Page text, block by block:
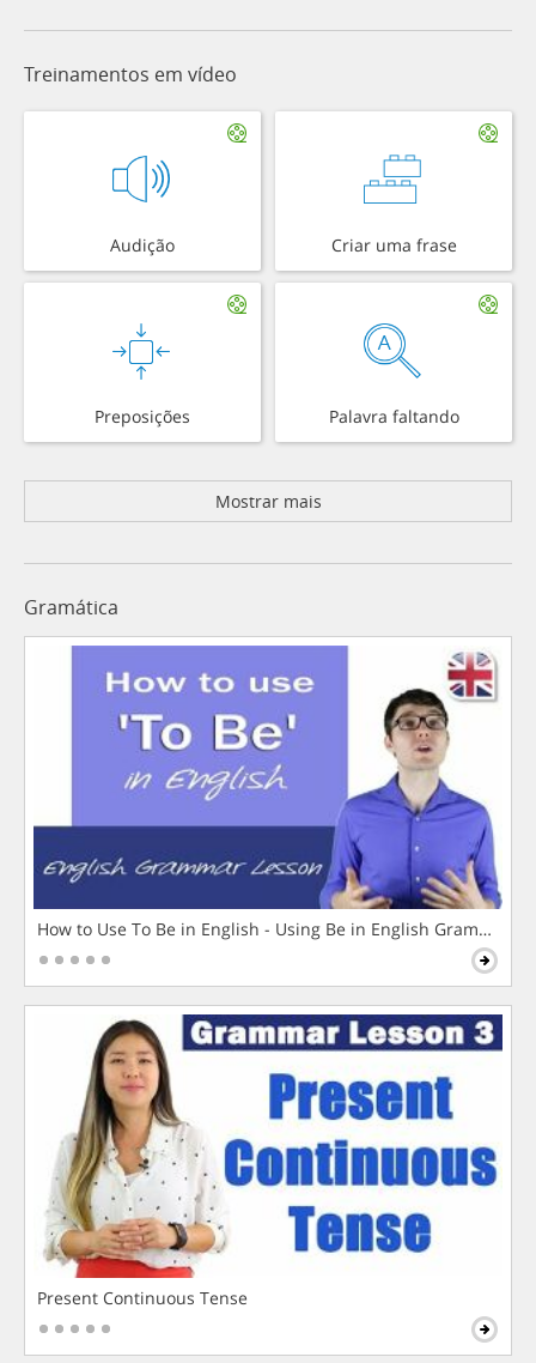
Treinamentos em vídeo
Audição Criar uma frase
Preposições Palavra faltando
Mostrar mais
Gramática
How to Use To Be in English - Using Be in English Grammar
Present Continuous Tense